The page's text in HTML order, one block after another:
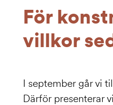
För
villkor
I september går vi
Därför presenterar